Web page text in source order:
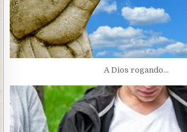
A Dios rogando…